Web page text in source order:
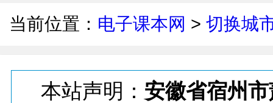
当前位置： 电子课本网 > 切换城
本站声明： 安徽省宿州